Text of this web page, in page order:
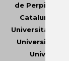
de Perpinyà
Catalunya
Universitat
Universitat